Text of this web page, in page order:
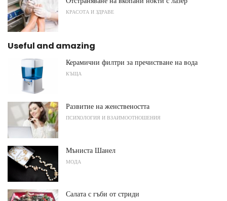
КРАСОТА И ЗДРАВЕ
Useful and amazing
Керамични филтри за пречистване на вода
КЪЩА
Развитие на женствеността
ПСИХОЛОГИЯ И ВЗАИМООТНОШЕНИЯ
Мъниста Шанел
МОДА
Салата с гъби от стриди